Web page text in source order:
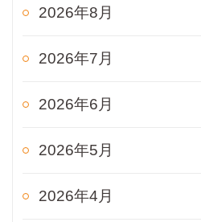
2026年8月
2026年7月
2026年6月
2026年5月
2026年4月